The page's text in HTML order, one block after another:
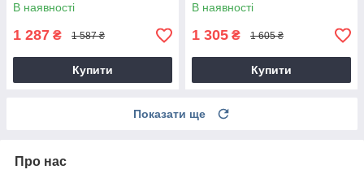
В наявності
1 287 ₴ 1 587 ₴
Купити
В наявності
1 305 ₴ 1 605 ₴
Купити
Показати ще
Про нас